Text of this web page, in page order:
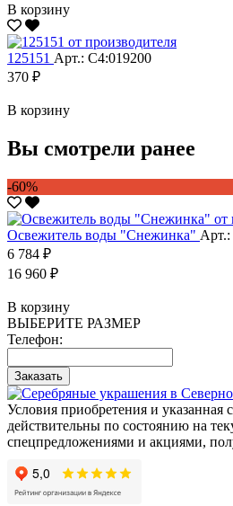
В корзину
125151 Арт.: С4:019200
370 ₽
В корзину
Вы смотрели ранее
-60%
Освежитель воды "Снежинка" Арт.:
6 784 ₽
16 960 ₽
В корзину
ВЫБЕРИТЕ РАЗМЕР
Телефон:
Заказать
Условия приобретения и указанная
действительны по состоянию на
спецпредложениями и акциями,